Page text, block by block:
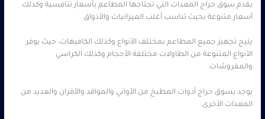
يقدم سوق حراج المعدات التي تحتاجها المطاعم بأسعار تنافسية وكذلك
أسعار متنوعة بحيث تناسب أغلب الميزانيات والأذواق.
يتيح تجهيز جميع المطاعم بمختلف الأنواع وكذلك الكافيهات، حيث يوفر
الأنواع المتنوعة من الطاولات مختلفة الأحجام وكذلك الكراسي
والمفروشات.
يوجد بسوق حراج أدوات المطبخ من الأواني والمواقد والأفران والعديد من
المعدات الأخرى.